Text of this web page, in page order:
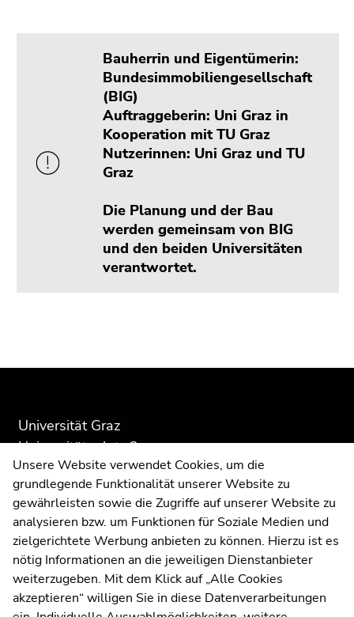
Bauherrin und Eigentümerin:
Bundesimmobiliengesellschaft
(BIG)
Auftraggeberin: Uni Graz in
Kooperation mit TU Graz
Nutzerinnen: Uni Graz und TU
Graz
Die Planung und der Bau
werden gemeinsam von BIG
und den beiden Universitäten
verantwortet.
Universität Graz
Universitätsplatz 3
8010 Graz
Anfahrt und Kontakt
Kommunikation und Öffentlichkeitsarbeit
Moodle
UNIGRAZonline
Übersicht
Seitenbereiche
Übersicht
Seitenbereiche
Unsere Website verwendet Cookies, um die
grundlegende Funktionalität unserer Website zu
gewährleisten sowie die Zugriffe auf unserer Website zu
analysieren bzw. um Funktionen für Soziale Medien und
zielgerichtete Werbung anbieten zu können. Hierzu ist es
nötig Informationen an die jeweiligen Dienstanbieter
weiterzugeben. Mit dem Klick auf „Alle Cookies
akzeptieren“ willigen Sie in diese Datenverarbeitungen